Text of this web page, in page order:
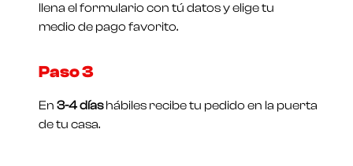
llena el formulario con tú datos y elige tu
medio de pago favorito.
Paso 3
En3-4 díashábiles recibe tu pedido en la puerta
de tu casa.